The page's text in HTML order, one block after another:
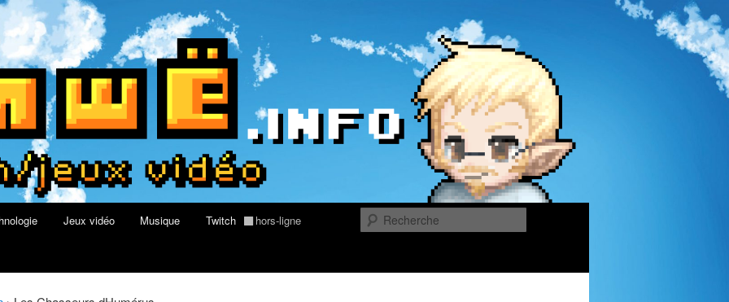
geek, tech et jeux vidéo
au Quizz World of Warcraft
Jeux vidéo Musique Twitch hors-ligne